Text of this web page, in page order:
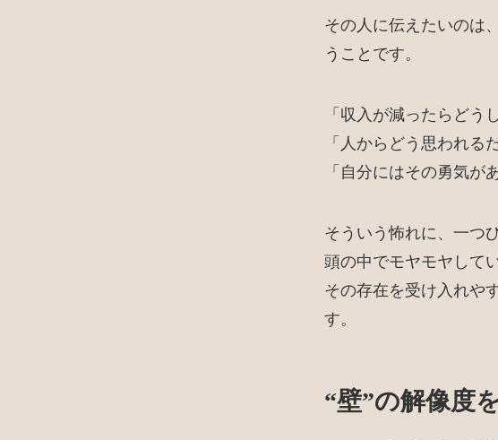
その人に伝えたいのは、
うことです。
「収入が減ったらどう
「人からどう思われる
「自分にはその勇気が
そういう怖れに、一つ
頭の中でモヤモヤして
その存在を受け入れや
す。
“壁”の解像度